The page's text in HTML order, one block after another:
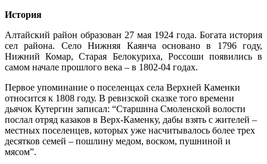
История
Алтайский район образован 27 мая 1924 года. Богата история
сел района. Село Нижняя Каянча основано в 1796 году,
Нижний Комар, Старая Белокуриха, Россоши появились в
самом начале прошлого века – в 1802-04 годах.
Первое упоминание о поселенцах села Верхней Каменки
относится к 1808 году. В ревизской сказке того времени
дьячок Кутергин записал: “Старшина Смоленской волости
послал отряд казаков в Верх-Каменку, дабы взять с жителей –
местных поселенцев, которых уже насчитывалось более трех
десятков семей – пошлину медом, воском, пушниной и
мясом”.